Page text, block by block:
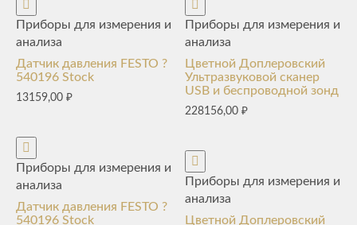
Приборы для измерения и
анализа
Датчик давления FESTO ?
540196 Stock
13159,00 ₽
Приборы для измерения и
анализа
Датчик давления FESTO ?
540196 Stock
Приборы для измерения и
анализа
Цветной Доплеровский
Ультразвуковой сканер
USB и беспроводной зонд
228156,00₽
Приборы для измерения и
анализа
Цветной Доплеровский